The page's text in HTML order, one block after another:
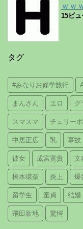
ｗｗ
15ビュ
タグ
#みなりお修学旅行
まんさん エロ グ
スマスマ チェリー
中居正広 乳 事故
彼女 成宮寛貴 文
橋本環奈 炎上 爆
留学生 童貞 結婚
飛田新地 驚愕